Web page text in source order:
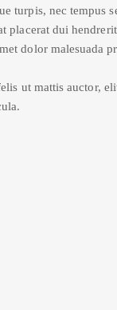
turpis, nec tempus
placerat dui
dolor malesuada
ut mattis auctor,